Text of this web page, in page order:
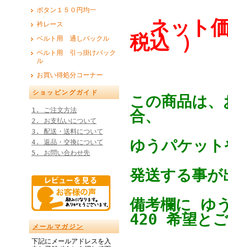
ボタン１５０円均一
衿レース
ベルト用 通しバックル
ベルト用 引っ掛けバック
ル
お買い得処分コーナー
ショッピングガイド
1. ご注文方法
2. お支払いについて
3. 配送・送料について
4. 返品・交換について
5. お問い合わせ先
メールマガジン
下記にメールアドレスを入
ネット
税込 ）
この商品は
合、
ゆうパケッ
発送する事が
備考欄に ゆ
420 希望と